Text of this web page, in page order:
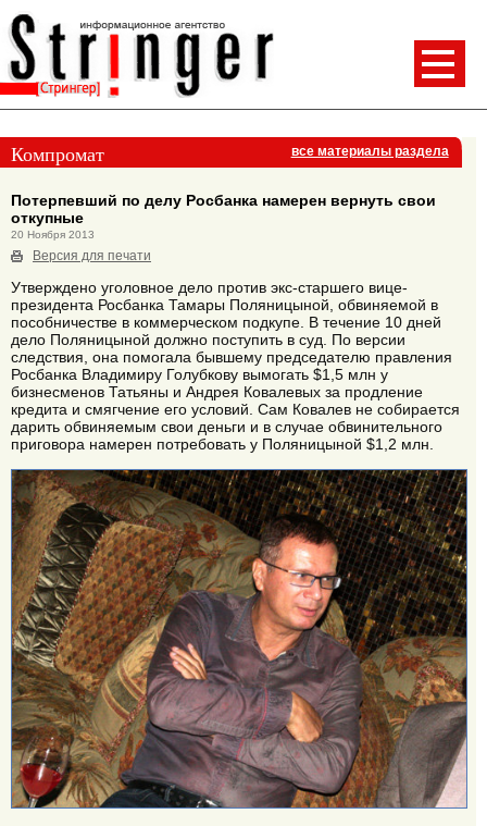
Компромат все материалы раздела
Потерпевший по делу Росбанка намерен вернуть свои
откупные
20 Ноября 2013
Версия для печати
Утверждено уголовное дело против экс-старшего вице-
президента Росбанка Тамары Поляницыной, обвиняемой в
пособничестве в коммерческом подкупе. В течение 10 дней
дело Поляницыной должно поступить в суд. По версии
следствия, она помогала бывшему председателю правления
Росбанка Владимиру Голубкову вымогать $1,5 млн у
бизнесменов Татьяны и Андрея Ковалевых за продление
кредита и смягчение его условий. Сам Ковалев не собирается
дарить обвиняемым свои деньги и в случае обвинительного
приговора намерен потребовать у Поляницыной $1,2 млн.